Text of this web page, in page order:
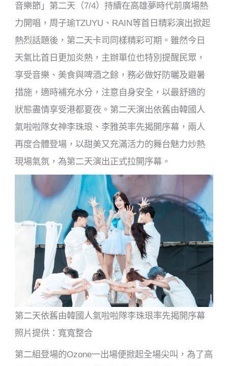
音樂節」第二天（7/4）持續在高雄夢時代前廣場熱
力開唱，周子瑜TZUYU、RAIN等首日精彩演出掀起
熱烈話題後，第二天卡司同樣精彩可期。雖然今日
天氣比首日更加炎熱，主辦單位也特別提醒民眾，
享受音樂、美食與啤酒之餘，務必做好防曬及避暑
措施，適時補充水分，注意自身安全，以最舒適的
狀態盡情享受港都夏夜。第二天演出依舊由韓國人
氣啦啦隊女神李珠珢、李雅英率先揭開序幕，兩人
再度合體登場，以甜美又充滿活力的舞台魅力炒熱
現場氣氛，為第二天演出正式拉開序幕。
第二天依舊由韓國人氣啦啦隊李珠珢率先揭開序幕
照片提供：寬寬整合
第二組登場的Ozone一出場便掀起全場尖叫，為了高